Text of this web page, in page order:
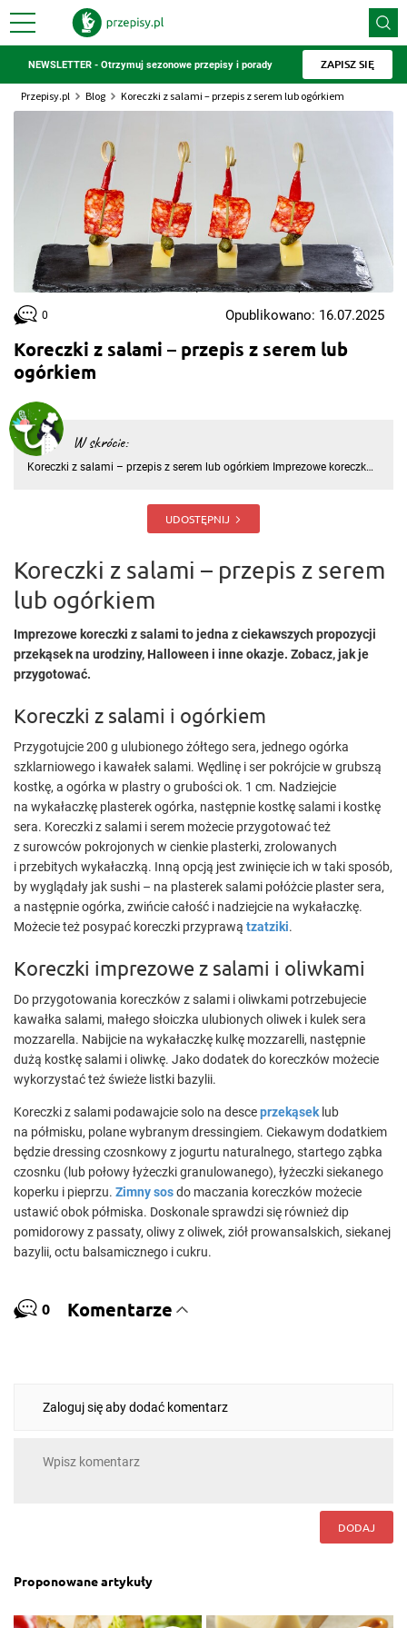
NEWSLETTER - Otrzymuj sezonowe przepisy i porady ZAPISZ SIĘ
Przepisy.pl Blog Koreczki z salami – przepis z serem lub ogórkiem
Koreczki z salami – przepis z serem lub
ogórkiem
W skrócie:
Koreczki z salami – przepis z serem lub ogórkiem Imprezowe koreczki
i ogórkiem Przygotujcie 200 g ulubionego żółteg
UDOSTĘPNIJ
0 Opublikowano: 16.07.2025
Koreczki z salami – przepis z serem
lub ogórkiem
Imprezowe koreczki z salami to jedna z ciekawszych propozycji
przekąsek na urodziny, Halloween i inne okazje. Zobacz, jak je
przygotować.
Koreczki z salami i ogórkiem
Przygotujcie 200 g ulubionego żółtego sera, jednego ogórka
szklarniowego i kawałek salami. Wędlinę i ser pokrójcie w grubszą
kostkę, a ogórka w plastry o grubości ok. 1 cm. Nadziejcie
na wykałaczkę plasterek ogórka, następnie kostkę salami i kostkę
sera. Koreczki z salami i serem możecie przygotować też
z surowców pokrojonych w cienkie plasterki, zrolowanych
i przebitych wykałaczką. Inną opcją jest zwinięcie ich w taki sposób,
by wyglądały jak sushi – na plasterek salami połóżcie plaster sera,
a następnie ogórka, zwińcie całość i nadziejcie na wykałaczkę.
Możecie też posypać koreczki przyprawą tzatziki.
Koreczki imprezowe z salami i oliwkami
Do przygotowania koreczków z salami i oliwkami potrzebujecie
kawałka salami, małego słoiczka ulubionych oliwek i kulek sera
mozzarella. Nabijcie na wykałaczkę kulkę mozzarelli, następnie
dużą kostkę salami i oliwkę. Jako dodatek do koreczków możecie
wykorzystać też świeże listki bazylii.
Koreczki z salami podawajcie solo na desceprzekąsek lub
na półmisku, polane wybranym dressingiem. Ciekawym dodatkiem
będzie dressing czosnkowy z jogurtu naturalnego, startego ząbka
czosnku (lub połowy łyżeczki granulowanego), łyżeczki siekanego
koperku i pieprzu. Zimny sosdo maczania koreczków możecie
ustawić obok półmiska. Doskonale sprawdzi się również dip
pomidorowy z passaty, oliwy z oliwek, ziół prowansalskich, siekanej
bazylii, octu balsamicznego i cukru.
0 Komentarze
Zaloguj się aby dodać komentarz
DODAJ
Proponowane artykuły